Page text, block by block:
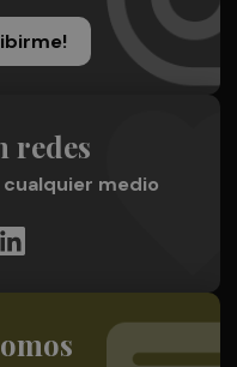
redes
medio